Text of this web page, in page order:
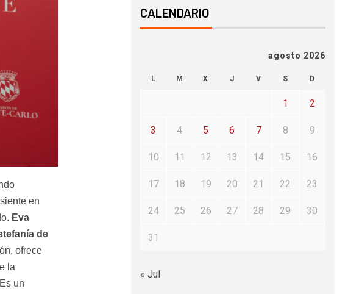
en
Eva
de
ofrece
la
un
CALENDARIO
agosto 2026
L M X J V S D
1 2
3 4 5 6 7 8 9
10 11 12 13 14 15 16
17 18 19 20 21 22 23
24 25 26 27 28 29 30
31
« Jul